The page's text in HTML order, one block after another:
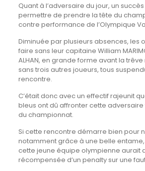
Quant à l’adversaire du jour, un
permettre de prendre la tête du
contre performance de l’Olympique
Diminuée par plusieurs absences, les
faire sans leur capitaine William
ALHAN, en grande forme avant la
sans trois autres joueurs, tous
rencontre.
C’était donc avec un effectif rajeunit
bleus ont dû affronter cette
du championnat.
Si cette rencontre démarre bien pour
notamment grâce à une belle
cette jeune équipe olympienne aurait
récompensée d’un penalty sur une